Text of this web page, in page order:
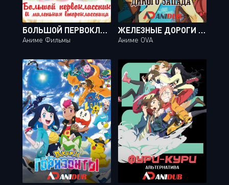
БОЛЬШОЙ ПЕРВОКЛАССНИК И МАЛЕНЬКАЯ ВТОРОКЛАССНИЦА / OOKII 1 NENSEI TO CHIISANA 2 NENSEI [2014]
Аниме Фильмы
ЖЕЛЕЗНЫЕ ДОРОГИ ДИКОГО ЗАПАДА / EARLY REINS
Аниме OVA